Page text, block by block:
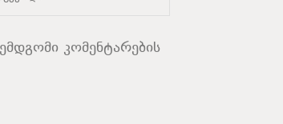
კომენტარების